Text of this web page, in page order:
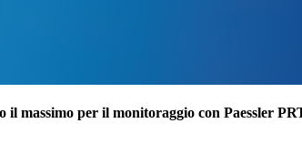
il massimo per il monitoraggio con Paessler